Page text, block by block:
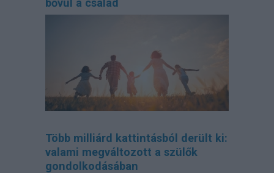
Több milliárd kattintásból derült ki:
valami megváltozott a szülők
gondolkodásában